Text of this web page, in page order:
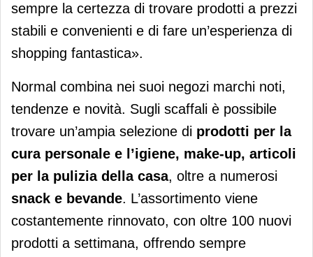
sempre la certezza di trovare prodotti a prezzi
stabili e convenienti e di fare un’esperienza di
shopping fantastica».
Normal combina nei suoi negozi marchi noti,
tendenze e novità. Sugli scaffali è possibile
trovare un’ampia selezione di prodotti per la
cura personale e l’igiene, make-up, articoli
per la pulizia della casa, oltre a numerosi
snack e bevande. L’assortimento viene
costantemente rinnovato, con oltre 100 nuovi
prodotti a settimana, offrendo sempre